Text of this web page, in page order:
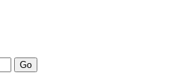
Go